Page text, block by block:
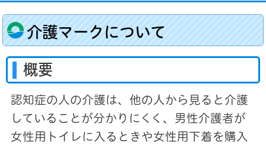
介護マークについて
概要
認知症の人の介護は、他の人から見ると介護
していることが分かりにくく、男性介護者が
女性用トイレに入るときや女性用下着を購入